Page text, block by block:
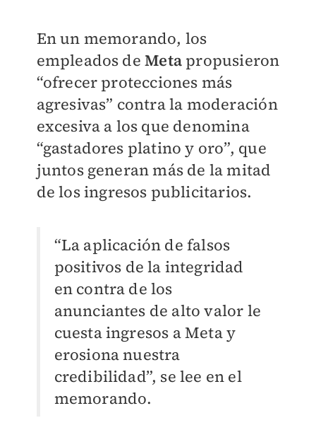
En un memorando, los
empleados deMeta propusieron
“ofrecer protecciones más
agresivas” contra la moderación
excesiva a los que denomina
“gastadores platino y oro”, que
juntos generan más de la mitad
de los ingresos publicitarios.
“La aplicación de falsos
positivos de la integridad
en contra de los
anunciantes de alto valor le
cuesta ingresos a Meta y
erosiona nuestra
credibilidad”, se lee en el
memorando.